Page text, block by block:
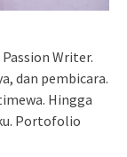
Writer.
dan pembicara.
Hingga
Portofolio